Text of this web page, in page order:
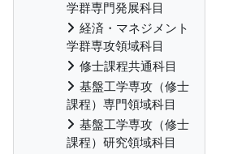
学群専門発展科目
経済・マネジメント
学群専攻領域科目
修士課程共通科目
基盤工学専攻（修士
課程）専門領域科目
基盤工学専攻（修士
課程）研究領域科目